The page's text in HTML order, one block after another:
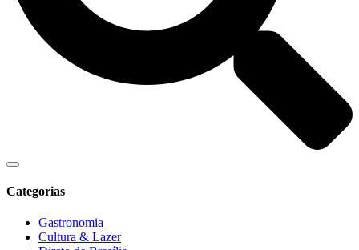
Categorias
Gastronomia
Cultura & Lazer